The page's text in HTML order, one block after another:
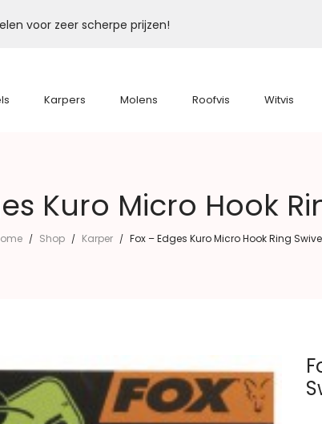
voor zeer scherpe prijzen!
Karpers Molens Roofvis Witvis
Kuro Micro Hook
/ Shop / Karper / Fox – Edges Kuro Micro Hook Ring